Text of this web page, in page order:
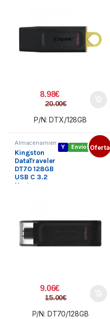
8.98€
20.00€
P/N: DTX/128GB
Envío gratis
Y Oferta
Almacenamien
to externo
Pendrive USB
Tipo C,
Periféricos
Kingston
DataTraveler
DT70 128GB
USB C 3.2
Negro
9.06€
15.00€
P/N: DT70/128GB